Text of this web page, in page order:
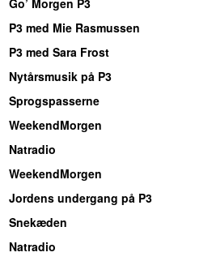
P3 med Mie Rasmussen
P3 med Sara Frost
Nytårsmusik på P3
Sprogspasserne
WeekendMorgen
Natradio
WeekendMorgen
Jordens undergang på P3
Snekæden
Natradio